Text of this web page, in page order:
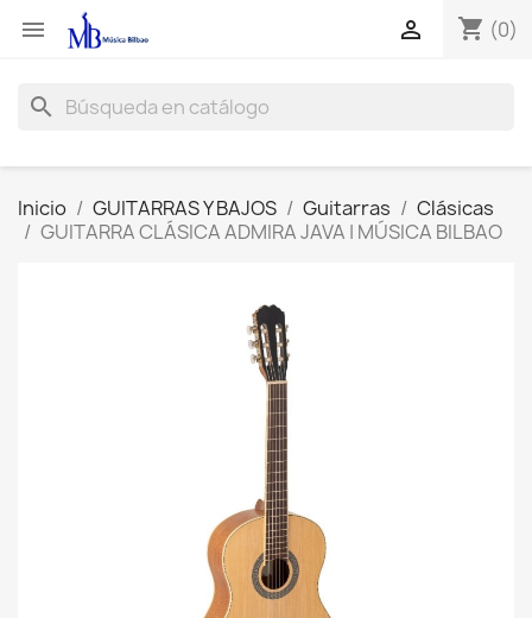
 shopping_cart (0)

search
Inicio GUITARRAS Y BAJOS Guitarras
Clásicas
GUITARRA CLÁSICA ADMIRA JAVA | MÚSICA BILBAO